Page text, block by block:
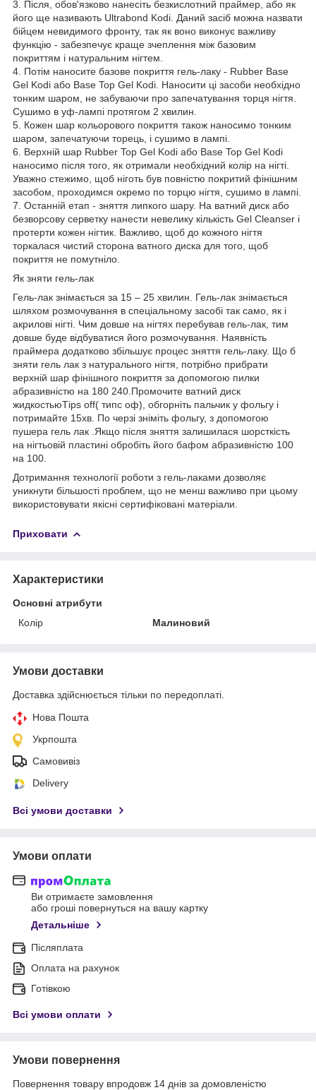
3. Після, обов'язково нанесіть безкислотний праймер, або як
його ще називають Ultrabond Kodi. Даний засіб можна назвати
бійцем невидимого фронту, так як воно виконує важливу
функцію - забезпечує краще зчеплення між базовим
покриттям і натуральним нігтем.
4. Потім наносите базове покриття гель-лаку - Rubber Base
Gel Kodi або Base Top Gel Kodi. Наносити ці засоби необхідно
тонким шаром, не забуваючи про запечатування торця нігтя.
Сушимо в уф-лампі протягом 2 хвилин.
5. Кожен шар кольорового покриття також наносимо тонким
шаром, запечатуючи торець, і сушимо в лампі.
6. Верхній шар Rubber Top Gel Kodi або Base Top Gel Kodi
наносимо після того, як отримали необхідний колір на нігті.
Уважно стежимо, щоб ніготь був повністю покритий фінішним
засобом, проходимся окремо по торцю нігтя, сушимо в лампі.
7. Останній етап - зняття липкого шару. На ватний диск або
безворсову серветку нанести невелику кількість Gel Cleanser і
протерти кожен нігтик. Важливо, щоб до кожного нігтя
торкалася чистий сторона ватного диска для того, щоб
покриття не помутніло.
Як зняти гель-лак
Гель-лак знімається за 15 – 25 хвилин. Гель-лак знімається
шляхом розмочування в спеціальному засобі так само, як і
акрилові нігті. Чим довше на нігтях перебував гель-лак, тим
довше буде відбуватися його розмочування. Наявність
праймера додатково збільшує процес зняття гель-лаку. Що б
зняти гель лак з натурального нігтя, потрібно прибрати
верхній шар фінішного покриття за допомогою пилки
абразивністю на 180 240.Промочите ватний диск
жидкостьюТірѕ off( типс оф), обгорніть пальчик у фольгу і
потримайте 15хв. По черзі зніміть фольгу, з допомогою
пушера гель лак .Якщо після зняття залишилася шорсткість
на нігтьовій пластині обробіть його бафом абразивністю 100
на 100.
Дотримання технології роботи з гель-лаками дозволяє
уникнути більшості проблем, що не менш важливо при цьому
використовувати якісні сертифіковані матеріали.
Приховати
Характеристики
Основні атрибути
Колір
Малиновий
Умови доставки
Доставка здійснюється тільки по передоплаті.
Нова Пошта
Укрпошта
Самовивіз
Delivery
Всі умови доставки
Умови оплати
Ви отримаєте замовлення
або гроші повернуться на вашу картку
Детальніше
Післяплата
Оплата на рахунок
Готівкою
Всі умови оплати
Умови повернення
Повернення товару впродовж 14 днів за домовленістю